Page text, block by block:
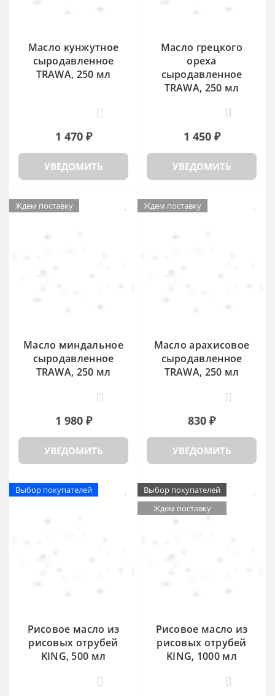
Масло кунжутное
сыродавленное
TRAWA, 250 мл
11
1 470 ₽
УВЕДОМИТЬ
Масло грецкого
ореха
сыродавленное
TRAWA, 250 мл
1 450 ₽
УВЕДОМИТЬ
Ждем поставку
Масло миндальное
сыродавленное
TRAWA, 250 мл
1 980 ₽
УВЕДОМИТЬ
Ждем поставку
Масло арахисовое
сыродавленное
TRAWA, 250 мл
14
830 ₽
УВЕДОМИТЬ
Выбор покупателей
Рисовое масло из
рисовых отрубей
KING, 500 мл
24
Выбор покупателей
Ждем поставку
Рисовое масло из
рисовых отрубей
KING, 1000 мл
25